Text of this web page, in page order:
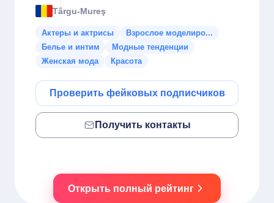
Târgu-Mureş
Актеры и актрисы
Взрослое моделиро...
Белье и интим
Модные тенденции
Женская мода
Красота
Проверить фейковых подписчиков
Получить контакты
Открыть полный рейтинг